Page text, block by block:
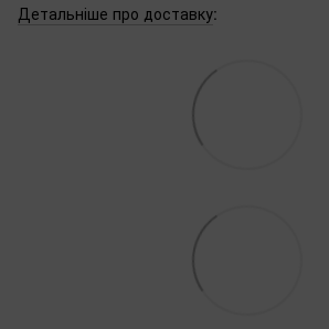
Детальніше про доставку: